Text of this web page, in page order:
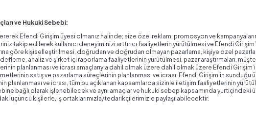
ve Hukuki Sebebi:
Efendi Girişim üyesi olmanız halinde; size özel reklam, promosyon ve
takip edilerek kullanıcı deneyiminizi arttırıcı faaliyetlerin yürütülmesi ve Efendi
göre kişiselleştirilmesi, doğrudan ve doğrudan olmayan pazarlama, kişiye özel
analiz ve şirket içi raporlama faaliyetlerinin yürütülmesi, pazar araştırmaları,
planlanması ve icrası amaçlarıyla dahil olmak üzere dahil olmak üzere Efendi
satış ve pazarlama süreçlerinin planlanması ve icrası, Efendi Girişim’in sunduğu
planlanması ve icrası, tüm bu açıklanan kapsamlarda sizinle iletişim faaliyetlerinin
bağlı olarak işlenebilecek ve aynı amaçlar ve hukuki sebep kapsamında yurtiçindeki
üçüncü kişilerle, iş ortaklarımızla/tedarikçilerimizle paylaşılabilecektir.